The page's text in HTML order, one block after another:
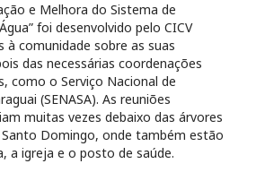
e Melhora do Sistema de
foi desenvolvido pelo CICV
à comunidade sobre as suas
das necessárias coordenações
como o Serviço Nacional de
(SENASA). As reuniões
muitas vezes debaixo das árvores
Domingo, onde também estão
a igreja e o posto de saúde.